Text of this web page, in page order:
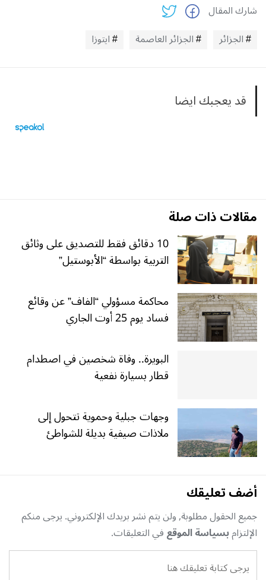
شارك المقال
الجزائر
الجزائر العاصمة ايتوزا
قد يعجبك ايضا
مقالات ذات صلة
10 دقائق فقط للتصديق على وثائق
التربية بواسطة “الأبوستيل”
محاكمة مسؤولي “الفاف” عن وقائع
فساد يوم 25 أوت الجاري
البويرة.. وفاة شخصين في اصطدام
قطار بسيارة نفعية
وجهات جبلية وحموية تتحول إلى
ملاذات صيفية بديلة للشواطئ
أضف تعليقك
جميع الحقول مطلوبة, ولن يتم نشر بريدك الإلكتروني. يرجى منكم
الإلتزامبسياسة الموقعفي التعليقات.